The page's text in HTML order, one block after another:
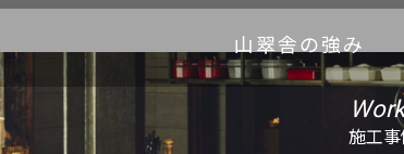
山翠舎の強み
施工事